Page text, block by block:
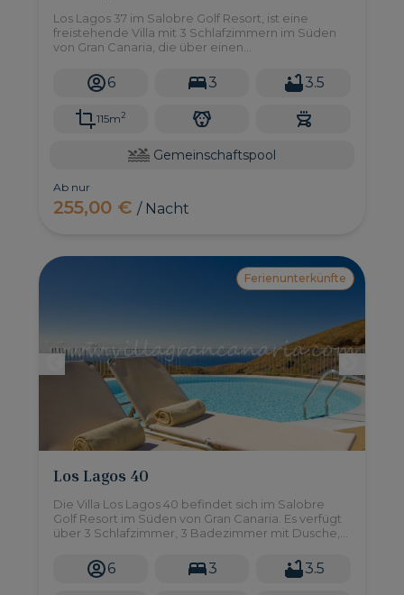
Los Lagos 37 im Salobre Golf Resort, ist eine
freistehende Villa mit 3 Schlafzimmern im Süden
von Gran Canaria, die über einen
verfügt und mit allen Annehmlichkeiten
ausgestattet ist, die Ihren Aufenthalt zu einem
6 3 3.5
115m2
Gemeinschaftspool
Ab nur
255,00 €/ Nacht
Ferienunterkünfte
Los Lagos 40
Die Villa Los Lagos 40 befindet sich im Salobre
Golf Resort im Süden von Gran Canaria. Es verfügt
über 3 Schlafzimmer, 3 Badezimmer mit Dusche,
gemeinsamen Pool.
6 3 3.5